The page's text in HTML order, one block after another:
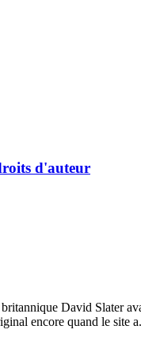
d'auteur
David Slater
encore quand le site